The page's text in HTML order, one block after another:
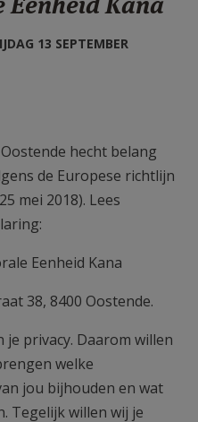
13 SEPTEMBER
hecht belang
de Europese richtlijn
mei 2018). Lees
Eenheid Kana
38, 8400 Oostende.
je privacy. Daarom willen
welke
jou bijhouden en wat
Tegelijk willen wij je